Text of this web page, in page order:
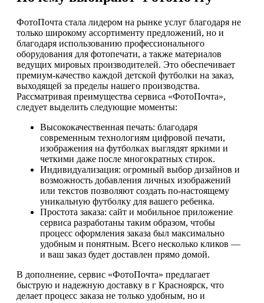
ФотоПочта стала лидером на рынке услуг благодаря не
только широкому ассортименту предложений, но и
благодаря использованию профессионального
оборудования для фотопечати, а также материалов
ведущих мировых производителей. Это обеспечивает
премиум-качество каждой детской футболки на заказ,
выходящей за пределы нашего производства.
Рассматривая преимущества сервиса «ФотоПочта»,
следует выделить следующие моменты:
Высококачественная печать: благодаря
современным технологиям цифровой печати,
изображения на футболках выглядят яркими и
четкими даже после многократных стирок.
Индивидуализация: огромный выбор дизайнов и
возможность добавления личных изображений
или текстов позволяют создать по-настоящему
уникальную футболку для вашего ребенка.
Простота заказа: сайт и мобильное приложение
сервиса разработаны таким образом, чтобы
процесс оформления заказа был максимально
удобным и понятным. Всего несколько кликов —
и ваш заказ будет доставлен прямо домой.
В дополнение, сервис «ФотоПочта» предлагает
быструю и надежную доставку в г Красноярск, что
делает процесс заказа не только удобным, но и